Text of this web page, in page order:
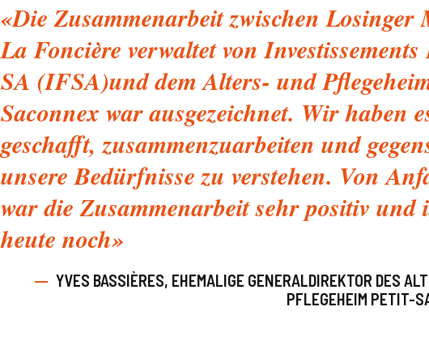
«Die Zusammenarbeit zwischen Losinger
La Foncière verwaltet von Investissements
SA (IFSA)und dem Alters- und
Saconnex war ausgezeichnet. Wir haben
geschafft, zusammenzuarbeiten und
unsere Bedürfnisse zu verstehen. Von
war die Zusammenarbeit sehr positiv und
heute noch»
YVES BASSIÈRES, EHEMALIGE GENERALDIREKTOR DES
PFLEGEHEIM PETIT-